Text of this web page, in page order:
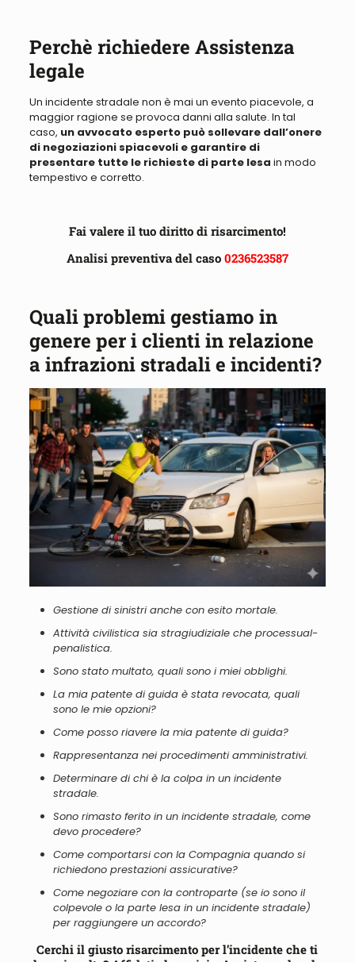
Perchè richiedere Assistenza
legale
Un incidente stradale non è mai un evento piacevole, a
maggior ragione se provoca danni alla salute. In tal
caso, un avvocato esperto può sollevare dall’onere
di negoziazioni spiacevoli e garantire di
presentare tutte le richieste di parte lesa in modo
tempestivo e corretto.
Fai valere il tuo diritto di risarcimento!
Analisi preventiva del caso 0236523587
Quali problemi gestiamo in
genere per i clienti in relazione
a infrazioni stradali e incidenti?
Gestione di sinistri anche con esito mortale.
Attività civilistica siastragiudiziale che processual-
penalistica.
Sono stato multato, quali sono i miei obblighi.
La mia patente di guida è stata revocata, quali
sono le mie opzioni?
Come posso riavere la mia patente di guida?
Rappresentanza nei procedimenti amministrativi.
Determinare di chi è la colpa in un incidente
stradale.
Sono rimasto ferito in un incidente stradale, come
devo procedere?
Come comportarsi con la Compagnia quando si
richiedono prestazioni assicurative?
Come negoziare con la controparte (se io sono il
colpevole o la parte lesa in un incidente stradale)
per raggiungere un accordo?
Cerchi il giusto risarcimento per l’incidente che ti